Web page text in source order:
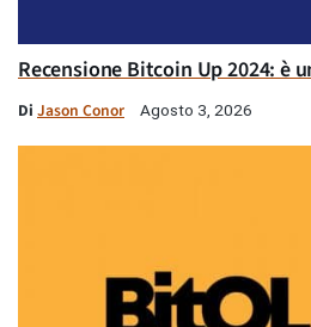
Recensione Bitcoin Up 2024: è
Di Jason Conor Agosto 3, 2026